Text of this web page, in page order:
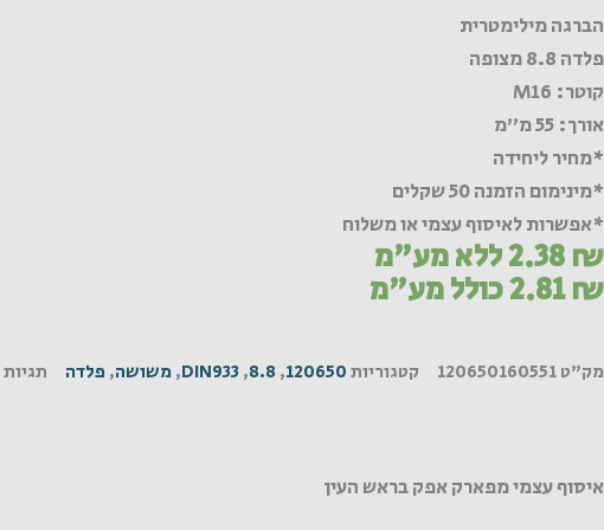
הברגה מילימטרית
פלדה 8.8 מצופה
קוטר: M16
אורך: 55 מ"מ
*מחיר ליחידה
*מינימום הזמנה 50 שקלים
*אפשרות לאיסוף עצמי או משלוח
2.38₪ ללא מע"מ
2.81₪ כולל מע"מ
מק"ט120650160551 קטגוריות120650
,
8.8
,
DIN933
, משושה, פלדה תגיות
איסוף עצמי מפארק אפק בראש העין